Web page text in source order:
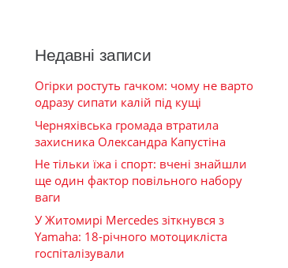
Недавні записи
Огірки ростуть гачком: чому не варто
одразу сипати калій під кущі
Черняхівська громада втратила
захисника Олександра Капустіна
Не тільки їжа і спорт: вчені знайшли
ще один фактор повільного набору
ваги
У Житомирі Mercedes зіткнувся з
Yamaha: 18-річного мотоцикліста
госпіталізували